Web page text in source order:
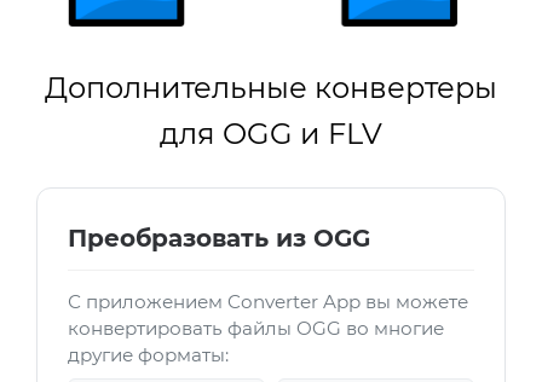
Дополнительные конвертеры
для OGG и FLV
Преобразовать из OGG
С приложением Converter App вы можете
конвертировать файлы OGG во многие
другие форматы: